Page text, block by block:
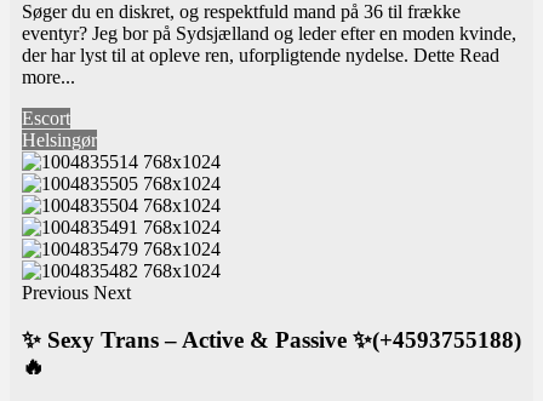
Søger du en diskret, og respektfuld mand på 36 til frække
eventyr? Jeg bor på Sydsjælland og leder efter en moden kvinde,
der har lyst til at opleve ren, uforpligtende nydelse. Dette Read
more...
Escort
Helsingør
Previous Next
✨ Sexy Trans – Active & Passive ✨(+4593755188)
🔥